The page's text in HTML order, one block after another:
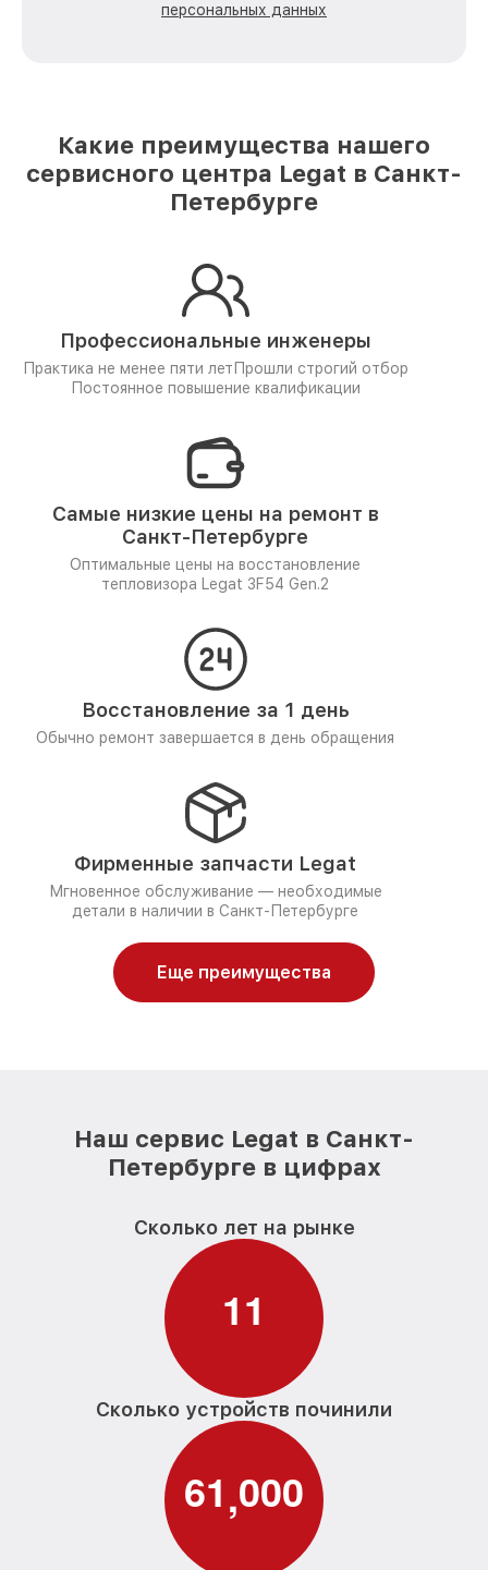
персональных данных
Какие преимущества нашего
сервисного центра Legat в Санкт-
Петербурге
Профессиональные инженеры
Практика не менее пяти лет Прошли строгий отбор
Постоянное повышение квалификации
Самые низкие цены на ремонт в
Санкт-Петербурге
Оптимальные цены на восстановление
тепловизора Legat 3F54 Gen.2
Восстановление за 1 день
Обычно ремонт завершается в день обращения
Фирменные запчасти Legat
Мгновенное обслуживание — необходимые
детали в наличии в Санкт-Петербурге
Еще преимущества
Наш сервис Legat в Санкт-
Петербурге в цифрах
Сколько лет на рынке
11
Сколько устройств починили
61,000